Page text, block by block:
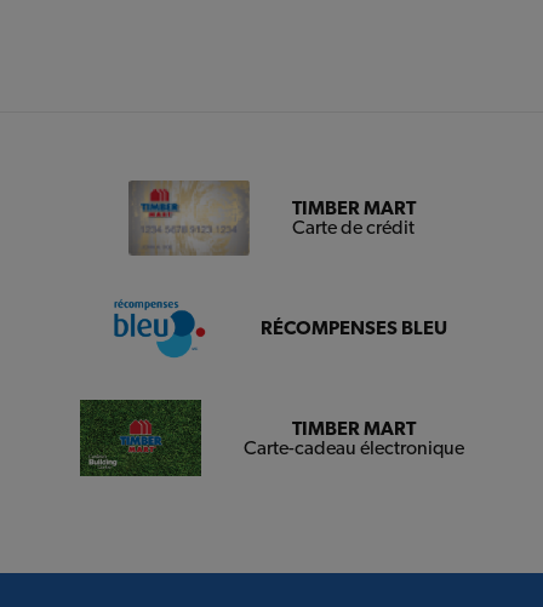
TIMBER MART
Carte de crédit
RÉCOMPENSES BLEU
TIMBER MART
Carte-cadeau électronique